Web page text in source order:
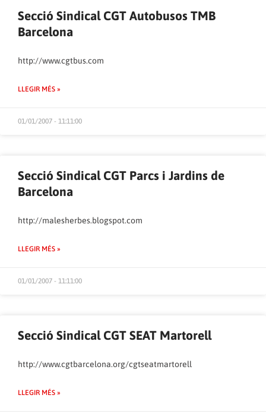
Secció Sindical CGT Autobusos TMB
Barcelona
http://www.cgtbus.com
LLEGIR MÉS »
01/01/2007 - 11:11:00
Secció Sindical CGT Parcs i Jardins de
Barcelona
http://malesherbes.blogspot.com
LLEGIR MÉS »
01/01/2007 - 11:11:00
Secció Sindical CGT SEAT Martorell
http://www.cgtbarcelona.org/cgtseatmartorell
LLEGIR MÉS »